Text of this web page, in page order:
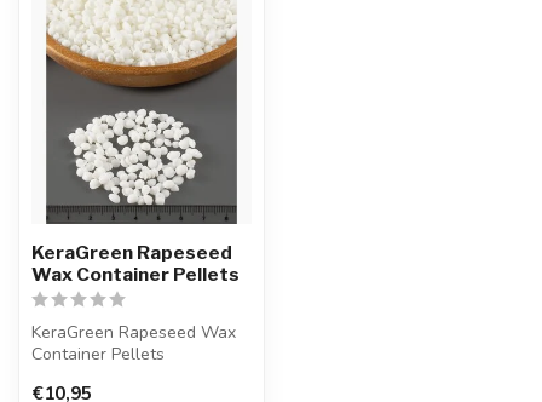
KeraGreen Rapeseed
Wax Container Pellets
KeraGreen Rapeseed Wax
Container Pellets
€10,95